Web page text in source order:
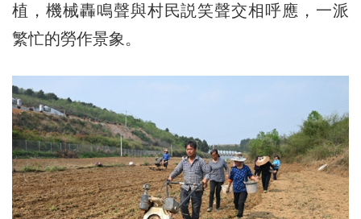
植，機械轟鳴聲與村民説笑聲交相呼應，一派
繁忙的勞作景象。